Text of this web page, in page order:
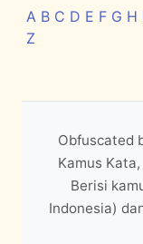
A B C D E F G H
Z
Obfuscated
Kamus
Berisi
Indonesia)